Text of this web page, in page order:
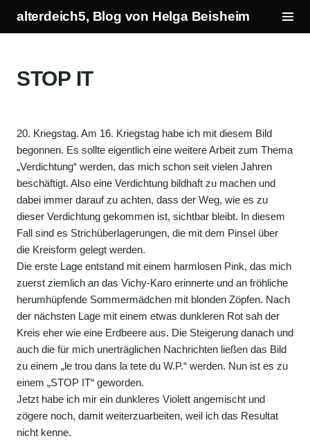
alterdeich5, Blog von Helga Beisheim
springenSTOP IT
20. Kriegstag. Am 16. Kriegstag habe ich mit diesem Bild
begonnen. Es sollte eigentlich eine weitere Arbeit zum Thema
„Verdichtung“ werden, das mich schon seit vielen Jahren
beschäftigt. Also eine Verdichtung bildhaft zu machen und
dabei immer darauf zu achten, dass der Weg, wie es zu
dieser Verdichtung gekommen ist, sichtbar bleibt. In diesem
Fall sind es Strichüberlagerungen, die mit dem Pinsel über
die Kreisform gelegt werden.
Die erste Lage entstand mit einem harmlosen Pink, das mich
zuerst ziemlich an das Vichy-Karo erinnerte und an fröhliche
herumhüpfende Sommermädchen mit blonden Zöpfen. Nach
der nächsten Lage mit einem etwas dunkleren Rot sah der
Kreis eher wie eine Erdbeere aus. Die Steigerung danach und
auch die für mich unerträglichen Nachrichten ließen das Bild
zu einem „le trou dans la tete du W.P.“ werden. Nun ist es zu
einem „STOP IT“ geworden.
Jetzt habe ich mir ein dunkleres Violett angemischt und
zögere noch, damit weiterzuarbeiten, weil ich das Resultat
nicht kenne.